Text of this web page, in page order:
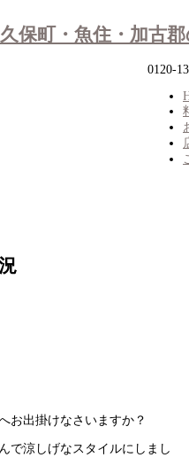
0120-
お出掛けなさいますか？
で涼しげなスタイルにしまし